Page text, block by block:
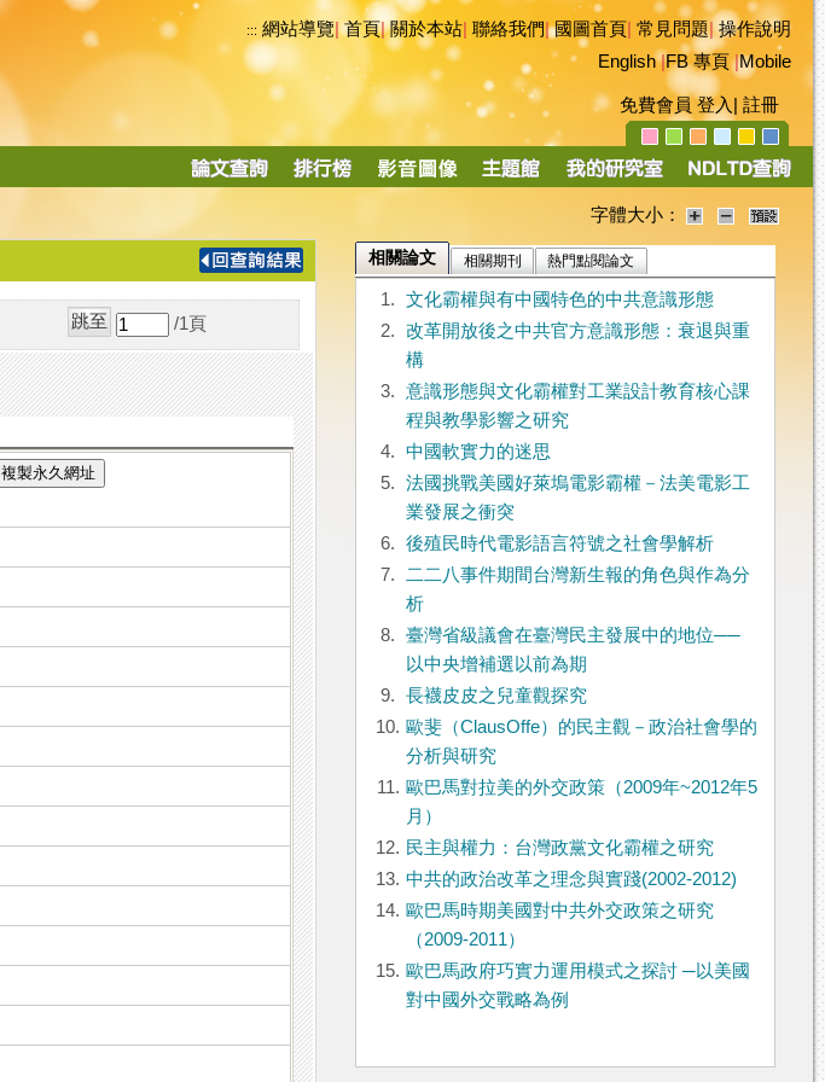
::: 網站導覽|首頁|關於本站 聯絡我們|國圖首頁 常見問題|操作說明
English|FB 專頁|Mobile
免費會員 登入 註冊
導
字體大小：
/1 頁
複製永久網址
相關論文 相關期刊 熱門點閱論文
1.
文化霸權與有中國特色的中共意識形態
2.
改革開放後之中共官方意識形態：衰退與重
構
3.
意識形態與文化霸權對工業設計教育核心課
程與教學影響之研究
4.
中國軟實力的迷思
5.
法國挑戰美國好萊塢電影霸權－法美電影工
業發展之衝突
6.
後殖民時代電影語言符號之社會學解析
7.
二二八事件期間台灣新生報的角色與作為分
析
8.
臺灣省級議會在臺灣民主發展中的地位──
以中央增補選以前為期
9.
長襪皮皮之兒童觀探究
10. 歐斐（ClausOffe）的民主觀－政治社會學的
分析與研究
11. 歐巴馬對拉美的外交政策（2009年~2012年5
月）
12. 民主與權力：台灣政黨文化霸權之研究
13. 中共的政治改革之理念與實踐(2002-2012)
14. 歐巴馬時期美國對中共外交政策之研究
（2009-2011）
15. 歐巴馬政府巧實力運用模式之探討 ─以美國
對中國外交戰略為例